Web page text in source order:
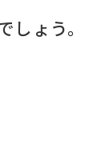
ょう。